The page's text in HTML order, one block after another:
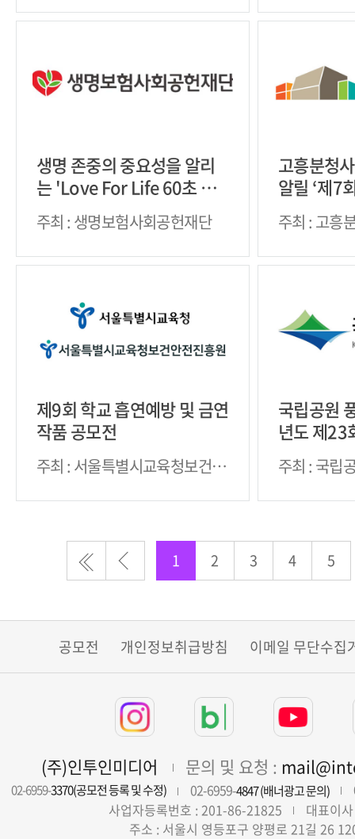
생명 존중의 중요성을 알리
는 'Love For Life 60초 영
상제'
주최 : 생명보험사회공헌재단
고흥분청
알릴 ‘제7
전국 공모
주최 : 고흥
제9회 학교 흡연예방 및 금연
작품 공모전
주최 : 서울특별시교육청보건안
국립공원
년도 제23
공모전’
주최 : 국립
1 2 3 4 5
공모전 개인정보취급방침 이메일 무단수집
(주)인투인미디어 문의 및 요청 :
02-6959-3370(공모전 등록 및 수정) 02-6959-4847 (배너광고 문의)
사업자등록번호 : 201-86-21825
대표이
주소 : 서울시 영등포구 양평로 21길 26